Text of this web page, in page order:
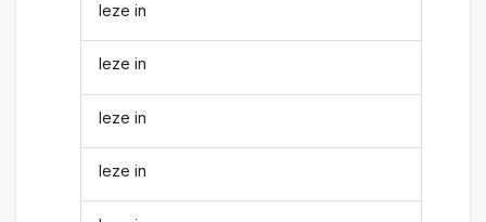
leze in
leze in
leze in
leze in